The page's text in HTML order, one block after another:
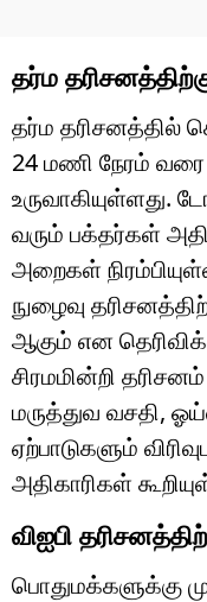
தர்ம
தர்ம தரிசனத்தில்
24 மணி நேரம்
உருவாகியுள்ளது.
வரும் பக்தர்கள்
அறைகள்
நுழைவு
ஆகும் என
சிரமமின்றி
மருத்துவ வசதி,
ஏற்பாடுகளும்
அதிகாரிகள்
விஐபி
பொதுமக்களுக்கு